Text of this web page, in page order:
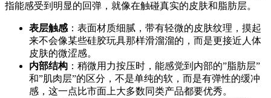
指能感受到明显的回弹，就像在触碰真实的皮肤和脂肪层。
表层触感 ：表面材质细腻，带有轻微的皮肤纹理，摸起
来不会像某些硅胶玩具那样滑溜溜的，而是更接近人体
皮肤的微涩感。
内部结构 ：稍微用力按压时，能感觉到内部的”脂肪层”
和”肌肉层”的区分，不是单纯的软，而是有弹性的缓冲
感，这一点比市面上大多数同类产品都要优秀。